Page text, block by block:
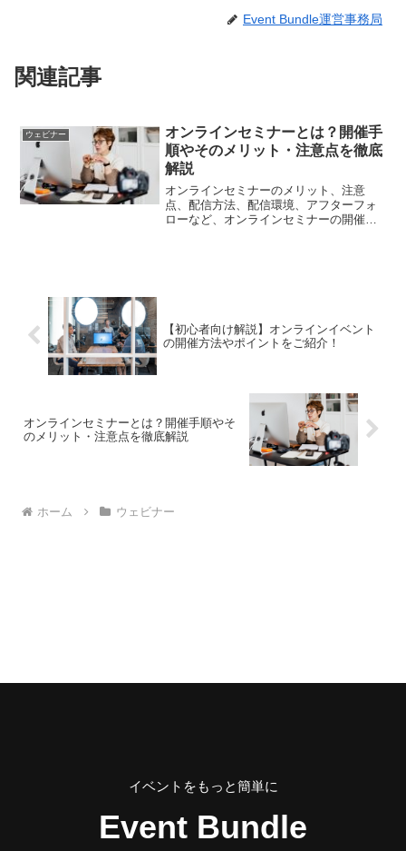
Event Bundle運営事務局
関連記事
ウェビナー
オンラインセミナーとは？開催手
順やそのメリット・注意点を徹底
解説
オンラインセミナーのメリット、注意
点、配信方法、配信環境、アフターフォ
ローなど、オンラインセミナーの開催方
【初心者向け解説】オンラインイベント
の開催方法やポイントをご紹介！
オンラインセミナーとは？開催手順やそ
のメリット・注意点を徹底解説
ホーム ウェビナー
イベントをもっと簡単に
Event Bundle